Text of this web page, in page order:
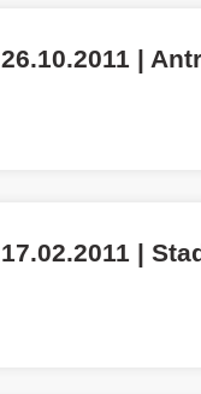
26.10.2011 |
17.02.2011 |